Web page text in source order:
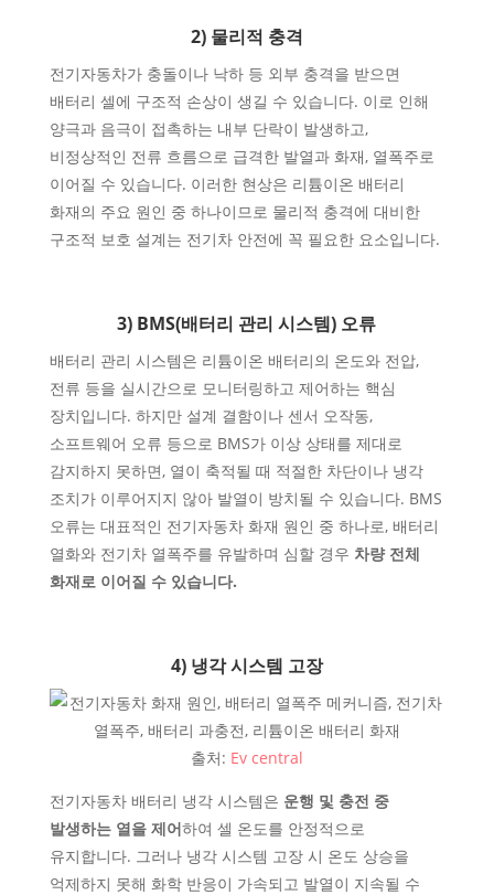
2) 물리적 충격
전기자동차가 충돌이나 낙하 등 외부 충격을 받으면
배터리 셀에 구조적 손상이 생길 수 있습니다. 이로 인해
양극과 음극이 접촉하는 내부 단락이 발생하고,
비정상적인 전류 흐름으로 급격한 발열과 화재, 열폭주로
이어질 수 있습니다. 이러한 현상은 리튬이온 배터리
화재의 주요 원인 중 하나이므로 물리적 충격에 대비한
구조적 보호 설계는 전기차 안전에 꼭 필요한 요소입니다.
3) BMS(배터리 관리 시스템) 오류
배터리 관리 시스템은 리튬이온 배터리의 온도와 전압,
전류 등을 실시간으로 모니터링하고 제어하는 핵심
장치입니다. 하지만 설계 결함이나 센서 오작동,
소프트웨어 오류 등으로 BMS가 이상 상태를 제대로
감지하지 못하면, 열이 축적될 때 적절한 차단이나 냉각
조치가 이루어지지 않아 발열이 방치될 수 있습니다. BMS
오류는 대표적인 전기자동차 화재 원인 중 하나로, 배터리
열화와 전기차 열폭주를 유발하며 심할 경우 차량 전체
화재로 이어질 수 있습니다.
4) 냉각 시스템 고장
출처: Ev central
전기자동차 배터리 냉각 시스템은 운행 및 충전 중
발생하는 열을 제어하여 셀 온도를 안정적으로
유지합니다. 그러나 냉각 시스템 고장 시 온도 상승을
억제하지 못해 화학 반응이 가속되고 발열이 지속될 수